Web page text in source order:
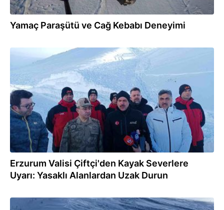
Yamaç Paraşütü ve Cağ Kebabı Deneyimi
15.02.2025
Erzurum Valisi Çiftçi'den Kayak Severlere
Uyarı: Yasaklı Alanlardan Uzak Durun